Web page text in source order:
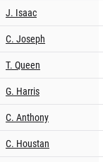
J. Isaac
C. Joseph
T. Queen
G. Harris
C. Anthony
C. Houstan